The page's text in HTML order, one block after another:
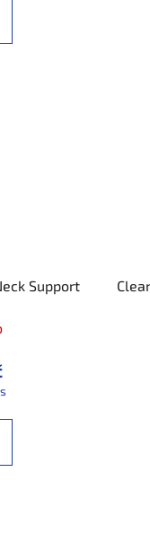
Support